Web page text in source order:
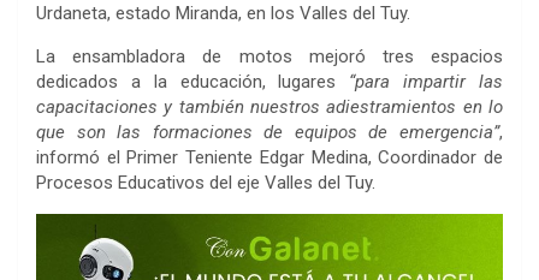
Urdaneta, estado Miranda, en los Valles del Tuy.
La ensambladora de motos mejoró tres espacios
dedicados a la educación, lugares “para impartir las
capacitaciones y también nuestros adiestramientos en lo
que son las formaciones de equipos de emergencia”,
informó el Primer Teniente Edgar Medina, Coordinador de
Procesos Educativos del eje Valles del Tuy.